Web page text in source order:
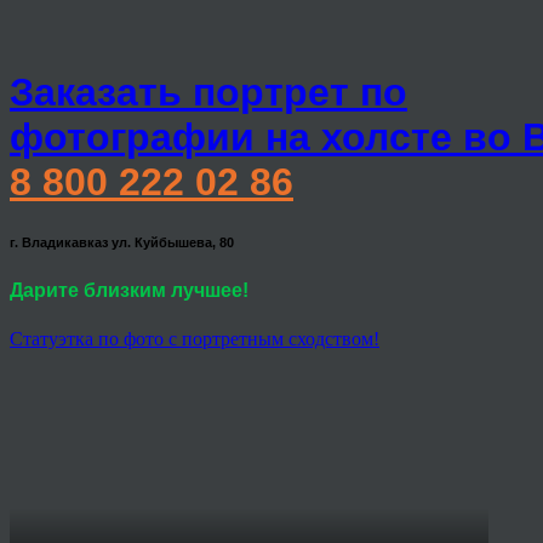
Заказать портрет по
фотографии на холсте во
8 800 222 02 86
г. Владикавказ ул. Куйбышева, 80
Дарите близким лучшее!
Статуэтка по фото с портретным сходством!